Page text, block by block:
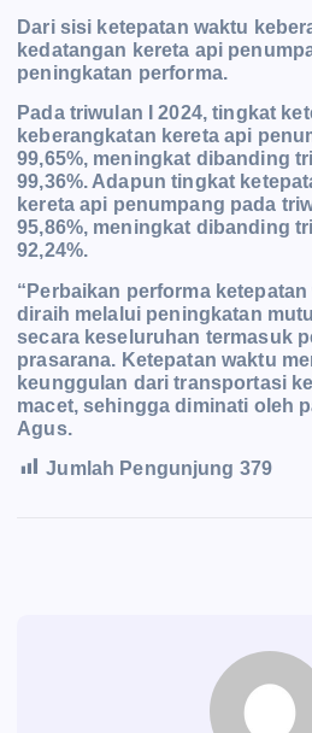
Dari sisi ketepatan waktu
kedatangan kereta api
peningkatan performa.
Pada triwulan I 2024, tingkat
keberangkatan kereta api
99,65%, meningkat dibanding
99,36%. Adapun tingkat
kereta api penumpang pada
95,86%, meningkat dibanding
92,24%.
“Perbaikan performa
diraih melalui peningkatan
secara keseluruhan termasuk
prasarana. Ketepatan waktu
keunggulan dari transportasi
macet, sehingga diminati oleh
Agus.
Jumlah Pengunjung 379